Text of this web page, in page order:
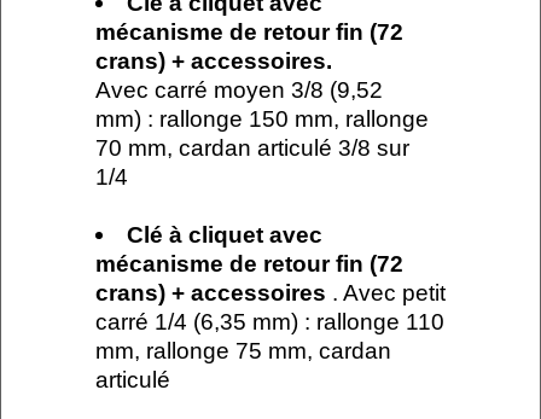
mécanisme de retour fin (72
crans) + accessoires.
Avec carré moyen 3/8 (9,52
mm) : rallonge 150 mm, rallonge
70 mm, cardan articulé 3/8 sur
1/4
Clé à cliquet avec
mécanisme de retour fin (72
crans) + accessoires . Avec petit
carré 1/4 (6,35 mm) : rallonge 110
mm, rallonge 75 mm, cardan
articulé